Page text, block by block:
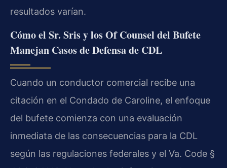
resultados varían.
Cómo el Sr. Sris y los Of Counsel del Bufete
Manejan Casos de Defensa de CDL
Cuando un conductor comercial recibe una
citación en el Condado de Caroline, el enfoque
del bufete comienza con una evaluación
inmediata de las consecuencias para la CDL
según las regulaciones federales y el Va. Code §